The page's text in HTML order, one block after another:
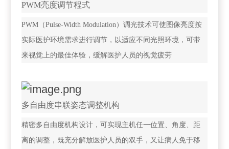
PWM亮度调节程式
PWM（Pulse-Width Modulation）调光技术可使图像亮度按
实际医护环境需求进行调节，以适应不同光照环境，可带
来视觉上的最佳体验，缓解医护人员的视觉疲劳
多自由度串联姿态调整机构
精密多自由度机构设计，可实现主机任一位置、角度、距
离的调整，既充分解放医护人员的双手，又让病人免于移